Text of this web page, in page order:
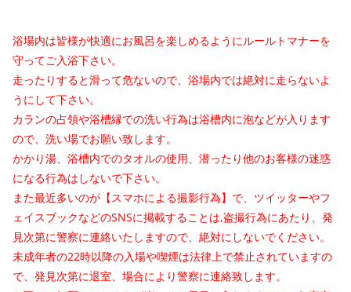
浴場内は皆様が快適にお風呂を楽しめるようにルールトマナーを
守ってご入浴下さい。
走ったりすると滑って危ないので、浴場内では絶対に走らないよ
うにして下さい。
カランの占領や浴槽縁での洗い行為は浴槽内に泡などが入ります
ので、洗い場でお願い致します。
かかり湯、浴槽内でのタオルの使用、潜ったり他のお客様の迷惑
になる行為はしないで下さい。
また最近多いのが【スマホによる撮影行為】で、ツイッターやフ
ェイスブックなどのSNSに掲載することは,盗撮行為にあたり、発
見次第に警察に連絡いたしますので、絶対にしないでください。
未成年者の22時以降の入場や喫煙は法律上で禁止されていますの
で、発見次第に退室、場合により警察に連絡致します。